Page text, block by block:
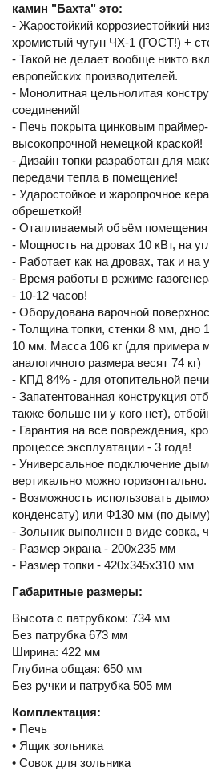
камин "Бахта" это:
- Жаростойкий коррозиестойкий
хромистый чугун ЧХ-1 (ГОСТ!) +
- Такой не делает вообще никто
европейских производителей.
- Монолитная цельнолитая
соединений!
- Печь покрыта цинковым
высокопрочной немецкой краской!
- Дизайн топки разработан для
передачи тепла в помещение!
- Ударостойкое и жаропрочное
обрешеткой!
- Отапливаемый объём помещения
- Мощность на дровах 10 кВт, на
- Работает как на дровах, так и на
- Время работы в режиме
- 10-12 часов!
- Оборудована варочной
- Толщина топки, стенки 8 мм, дно
10 мм. Масса 106 кг (для примера
аналогичного размера весят 74 кг)
- КПД 84% - для отопительной
- Запатентованная конструкция
также больше ни у кого нет),
- Гарантия на все повреждения,
процессе эксплуатации - 3 года!
- Универсальное подключение
вертикально можно горизонтально.
- Возможность использовать
конденсату) или Ф130 мм (по
- Зольник выполнен в виде совка,
- Размер экрана - 200х235 мм
- Размер топки - 420х345х310 мм
Габаритные размеры:
Высота с патрубком: 734 мм
Без патрубка 673 мм
Ширина: 422 мм
Глубина общая: 650 мм
Без ручки и патрубка 505 мм
Комплектация:
• Печь
• Ящик зольника
• Совок для зольника